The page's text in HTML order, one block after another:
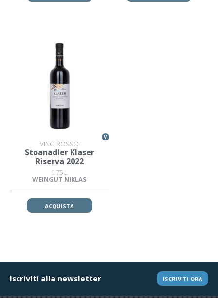
V
VINO ROSSO
Stoanadler Klaser
Riserva 2022
0,75 L
WEINGUT NIKLAS
ACQUISTA
Iscriviti alla newsletter ISCRIVITI ORA